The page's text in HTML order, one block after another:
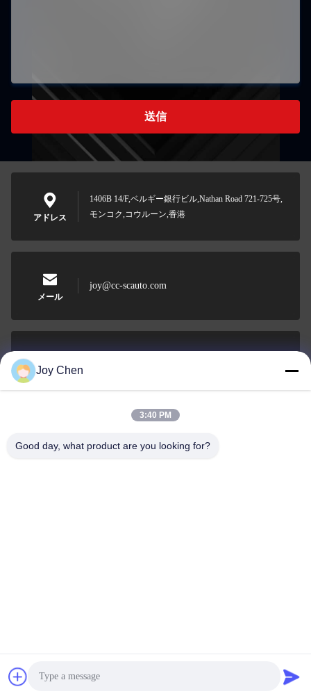
送信
アドレス
1406B 14/F,ベルギー銀行ビル,Nathan Road 721-725号,
モンコク,コウルーン,香港
メール
joy@cc-scauto.com
Phone
Joy Chen
3:40 PM
Good day, what product are you looking for?